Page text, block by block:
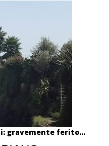
gravemente ferito...